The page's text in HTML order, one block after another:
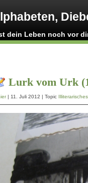
dein Leben noch vor
Lurk vom Urk
| 11. Juli 2012 | Topic Illiterarisches